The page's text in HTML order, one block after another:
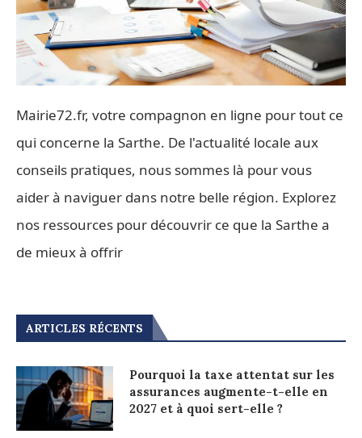
Mairie72.fr, votre compagnon en ligne pour tout ce
qui concerne la Sarthe. De l'actualité locale aux
conseils pratiques, nous sommes là pour vous
aider à naviguer dans notre belle région. Explorez
nos ressources pour découvrir ce que la Sarthe a
de mieux à offrir
ARTICLES RÉCENTS
Pourquoi la taxe attentat sur les
assurances augmente-t-elle en
2027 et à quoi sert-elle ?